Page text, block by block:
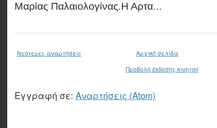
Μαρίας Παλαιολογίνας.Η Αρτα...
Νεότερες αναρτήσεις
Αρχική σελίδα
Προβολή έκδοσης κινητού
Εγγραφή σε: Αναρτήσεις (Atom)